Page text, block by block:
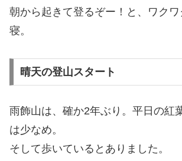
朝から起きて登るぞー！と、ワク
寝。
晴天の登山スタート
雨飾山は、確か2年ぶり。平日の紅
は少なめ。
そして歩いているとありました。